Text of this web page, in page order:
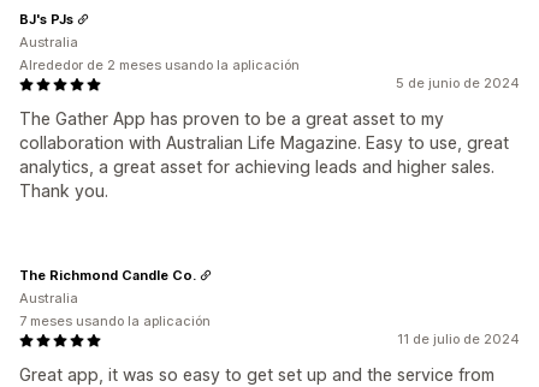
5 de junio de 2024
The Gather App has proven to be a great asset to my
collaboration with Australian Life Magazine. Easy to use, great
analytics, a great asset for achieving leads and higher sales.
Thank you.
BJ's PJs
Australia
Alrededor de 2 meses usando la aplicación
11 de julio de 2024
Great app, it was so easy to get set up and the service from
The Richmond Candle Co.
Australia
7 meses usando la aplicación